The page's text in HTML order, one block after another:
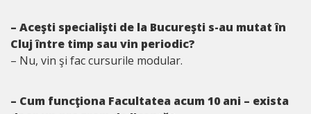
– Aceşti specialişti de la Bucureşti s-au mutat în
Cluj între timp sau vin periodic?
– Nu, vin şi fac cursurile modular.
– Cum funcţiona Facultatea acum 10 ani – exista